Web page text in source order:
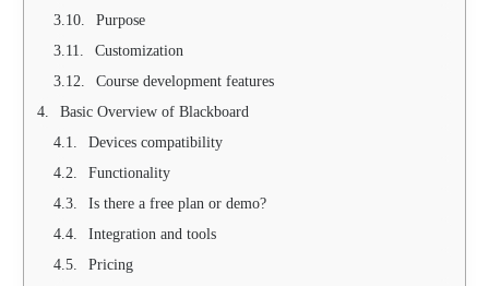
Purpose
Customization
Course development features
Basic Overview of Blackboard
Devices compatibility
Functionality
Is there a free plan or demo?
Integration and tools
Pricing